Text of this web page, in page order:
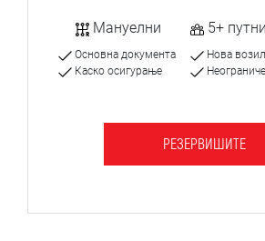
Мануелни 5+
Основна документа
Каско осигурање
Нова
РЕЗЕРВИШИТЕ